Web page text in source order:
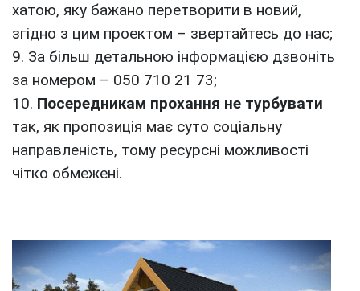
хатою, яку бажано перетворити в новий,
згідно з цим проектом – звертайтесь до нас;
9. За більш детальною інформацією дзвоніть
за номером – 050 710 21 73;
10. Посередникам прохання не турбувати
так, як пропозиція має суто соціальну
направленість, тому ресурсні можливості
чітко обмежені.